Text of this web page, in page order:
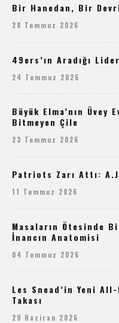
Bir Hanedan, Bir
28 Temmuz 2026
49ers’ın Aradığı
24 Temmuz 2026
Büyük Elma’nın Üvey
Bitmeyen Çile
23 Temmuz 2026
Patriots Zarı Attı:
11 Temmuz 2026
Masaların Ötesinde
İnancın Anatomisi
04 Temmuz 2026
Les Snead’in Yeni
Takası
29 Haziran 2026